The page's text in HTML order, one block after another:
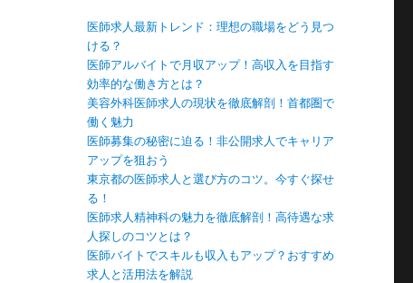
医師求人最新トレンド：理想の職場をどう見つ
ける？
医師アルバイトで月収アップ！高収入を目指す
効率的な働き方とは？
美容外科医師求人の現状を徹底解剖！首都圏で
働く魅力
医師募集の秘密に迫る！非公開求人でキャリア
アップを狙おう
東京都の医師求人と選び方のコツ。今すぐ探せ
る！
医師求人精神科の魅力を徹底解剖！高待遇な求
人探しのコツとは？
医師バイトでスキルも収入もアップ？おすすめ
求人と活用法を解説